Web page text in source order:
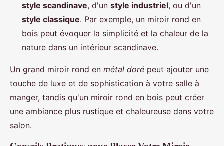
style scandinave, d'un style industriel, ou d'un
style classique. Par exemple, un miroir rond en
bois peut évoquer la simplicité et la chaleur de la
nature dans un intérieur scandinave.
Un grand miroir rond en métal doré peut ajouter une
touche de luxe et de sophistication à votre salle à
manger, tandis qu'un miroir rond en bois peut créer
une ambiance plus rustique et chaleureuse dans votre
salon.